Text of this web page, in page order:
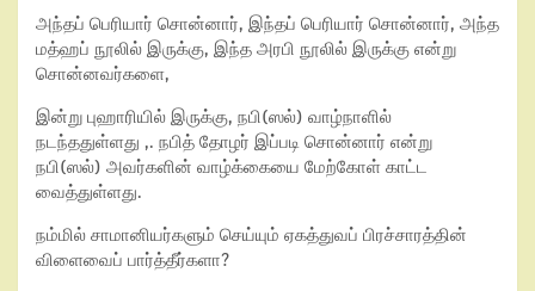
அந்தப் பெரியார் சொன்னார், இந்தப் பெரியார் சொன்னார், அந்த
மத்ஹப் நூலில் இருக்கு, இந்த அரபி நூலில் இருக்கு என்று
சொன்னவர்களை,
இன்று புஹாரியில் இருக்கு, நபி(ஸல்) வாழ்நாளில்
நடந்ததுள்ளது ,. நபித் தோழர் இப்படி சொன்னார் என்று
நபி(ஸல்) அவர்களின் வாழ்க்கையை மேற்கோள் காட்ட
வைத்துள்ளது.
நம்மில் சாமானியர்களும் செய்யும் ஏகத்துவப் பிரச்சாரத்தின்
விளைவைப் பார்த்தீர்களா?